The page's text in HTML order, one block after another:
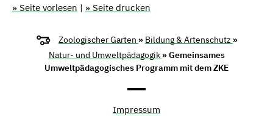
» Seite vorlesen | » Seite drucken
Zoologischer Garten » Bildung & Artenschutz »
Natur- und Umweltpädagogik » Gemeinsames
Umweltpädagogisches Programm mit dem ZKE
Impressum